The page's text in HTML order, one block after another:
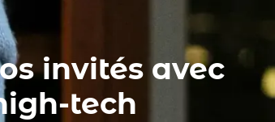
invités avec
tech